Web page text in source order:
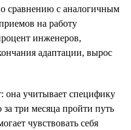
сравнению с аналогичным
на работу
инженеров,
адаптации, вырос
она учитывает специфику
за три месяца пройти путь
чувствовать себя